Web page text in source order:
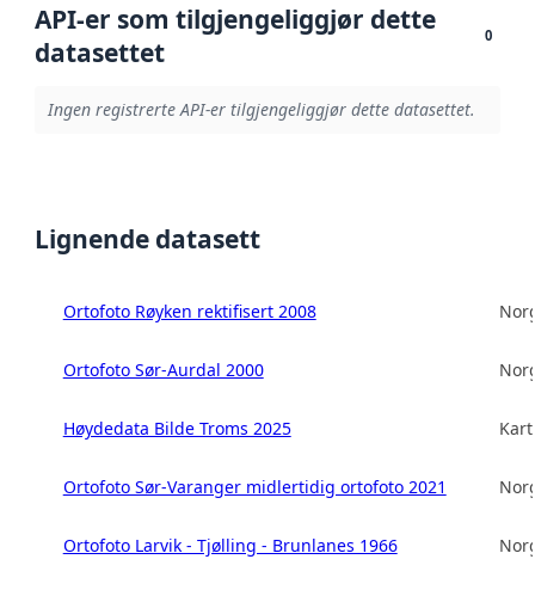
API-er som tilgjengeliggjør dette
datasettet
0
Ingen registrerte API-er tilgjengeliggjør dette datasettet.
Lignende datasett
Ortofoto Røyken rektifisert 2008
Ortofoto Sør-Aurdal 2000
Høydedata Bilde Troms 2025
Ortofoto Sør-Varanger midlertidig ortofoto 2021
Ortofoto Larvik - Tjølling - Brunlanes 1966